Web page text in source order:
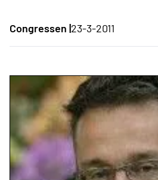
Congressen |23-3-2011